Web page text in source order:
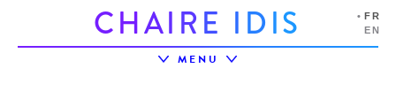
FR
EN
CHAIRE IDIS
MENU